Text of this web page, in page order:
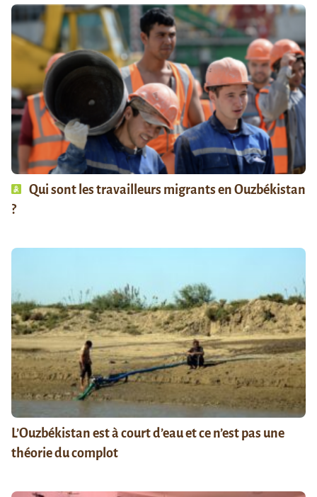
Qui sont les travailleurs migrants en Ouzbékistan
?
L’Ouzbékistan est à court d’eau et ce n’est pas une
théorie du complot